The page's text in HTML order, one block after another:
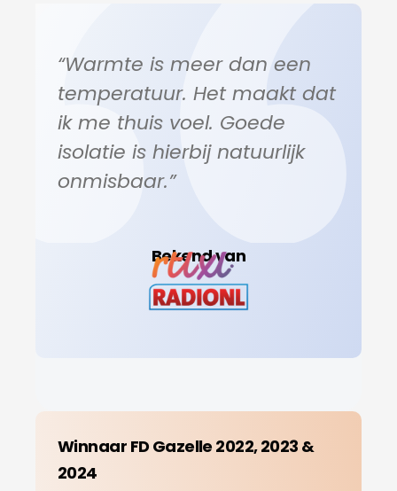
“Warmte is meer dan een
temperatuur. Het maakt dat
ik me thuis voel. Goede
isolatie is hierbij natuurlijk
onmisbaar.”
Bekend van
Winnaar FD Gazelle 2022, 2023 &
2024